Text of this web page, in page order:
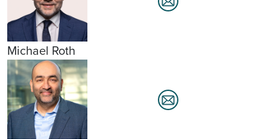
Michael Roth